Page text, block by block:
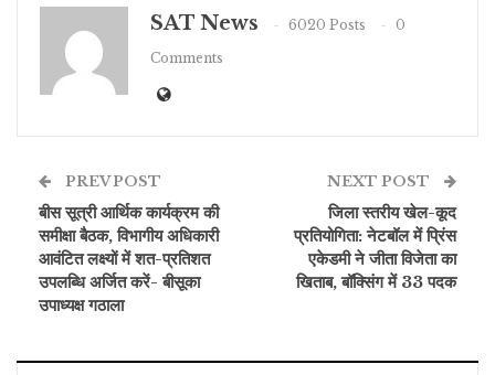
SAT News 6020 Posts
0
Comments
PREV POST
बीस सूत्री आर्थिक कार्यक्रम की
समीक्षा बैठक, विभागीय अधिकारी
आवंटित लक्ष्यों में शत-प्रतिशत
उपलब्धि अर्जित करें- बीसूका
उपाध्यक्ष गठाला
NEXT POST
जिला स्तरीय खेल-कूद
प्रतियोगिता: नेटबॉल में प्रिंस
एकेडमी ने जीता विजेता का
खिताब, बॉक्सिंग में 33 पदक